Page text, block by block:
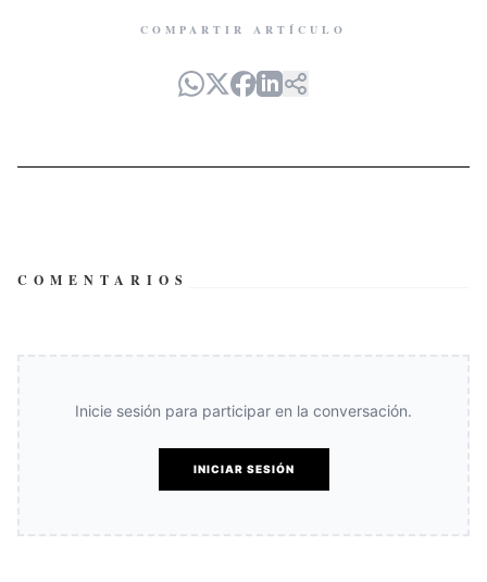
COMPARTIR ARTÍCULO
COMENTARIOS
Inicie sesión para participar en la conversación.
INICIAR SESIÓN